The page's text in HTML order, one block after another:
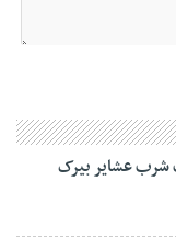
شرب عشایر بیرک